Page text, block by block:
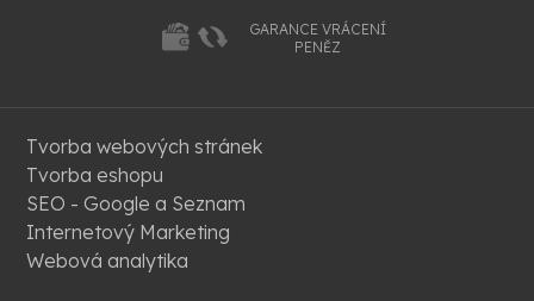
GARANCE VRÁCENÍ
PENĚZ
Tvorba webových stránek
Tvorba eshopu
SEO - Google a Seznam
Internetový Marketing
Webová analytika